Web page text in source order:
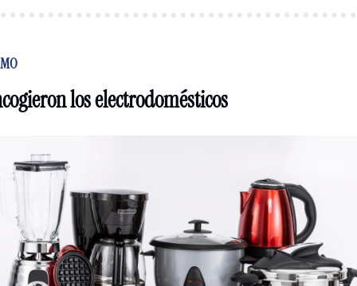
los electrodomésticos